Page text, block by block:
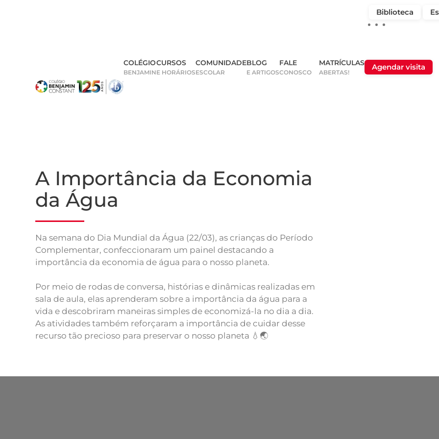
Biblioteca
COLÉGIO
BENJAMIN
CURSOS
E HORÁRIOS
COMUNIDADE
ESCOLAR
BLOG
E ARTIGOS
FALE
CONOSCO
MATRÍCULAS
ABERTAS!
Agendar visita
A Importância da Economia
da Água
Na semana do Dia Mundial da Água (22/03), as crianças do Período
Complementar, confeccionaram um painel destacando a
importância da economia de água para o nosso planeta.
Por meio de rodas de conversa, histórias e dinâmicas realizadas em
sala de aula, elas aprenderam sobre a importância da água para a
vida e descobriram maneiras simples de economizá-la no dia a dia.
As atividades também reforçaram a importância de cuidar desse
recurso tão precioso para preservar o nosso planeta 💧🌏